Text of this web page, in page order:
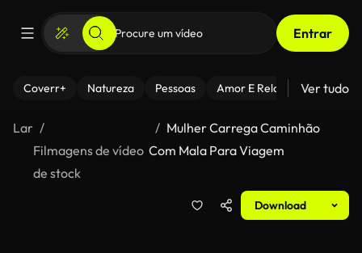
Entrar
Coverr+ Natureza Pessoas Amor E Relacionamentos
Ver tudo
Lar
Filmagens de vídeo
de stock
Mulher Carrega Caminhão
Com Mala Para Viagem
Download